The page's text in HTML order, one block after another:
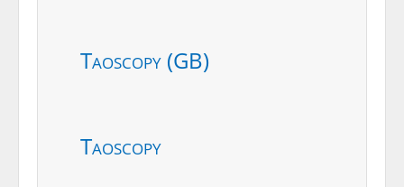
Taoscopy (GB)
Taoscopy